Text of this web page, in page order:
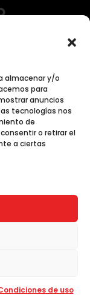
almacenar y/o
para
anuncios
tecnologías nos
de
o retirar el
a ciertas
de uso